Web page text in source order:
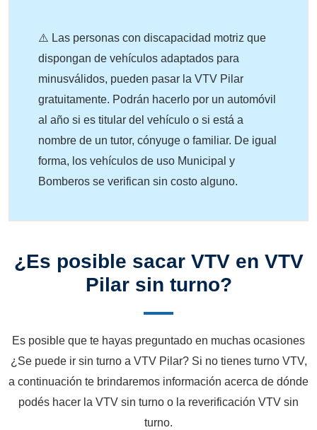
⚠️ Las personas con discapacidad motriz que
dispongan de vehículos adaptados para
minusválidos, pueden pasar la VTV Pilar
gratuitamente. Podrán hacerlo por un automóvil
al año si es titular del vehículo o si está a
nombre de un tutor, cónyuge o familiar. De igual
forma, los vehículos de uso Municipal y
Bomberos se verifican sin costo alguno.
¿Es posible sacar VTV en VTV
Pilar sin turno?
Es posible que te hayas preguntado en muchas ocasiones
¿Se puede ir sin turno a VTV Pilar? Si no tienes turno VTV,
a continuación te brindaremos información acerca de dónde
podés hacer la VTV sin turno o la reverificación VTV sin
turno.